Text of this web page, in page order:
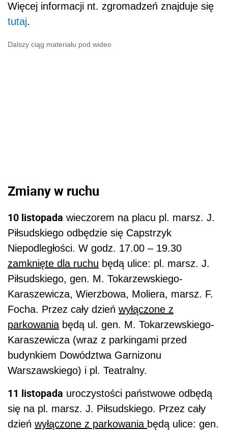
Więcej informacji nt. zgromadzeń znajduje się
tutaj.
Dalszy ciąg materiału pod wideo
Zmiany w ruchu
10 listopada wieczorem na placu pl. marsz. J.
Piłsudskiego odbędzie się Capstrzyk
Niepodległości. W godz. 17.00 – 19.30
zamknięte dla ruchu będą ulice: pl. marsz. J.
Piłsudskiego, gen. M. Tokarzewskiego-
Karaszewicza, Wierzbowa, Moliera, marsz. F.
Focha. Przez cały dzień wyłączone z
parkowania będą ul. gen. M. Tokarzewskiego-
Karaszewicza (wraz z parkingami przed
budynkiem Dowództwa Garnizonu
Warszawskiego) i pl. Teatralny.
11 listopada uroczystości państwowe odbędą
się na pl. marsz. J. Piłsudskiego. Przez cały
dzień wyłączone z parkowania będą ulice: gen.